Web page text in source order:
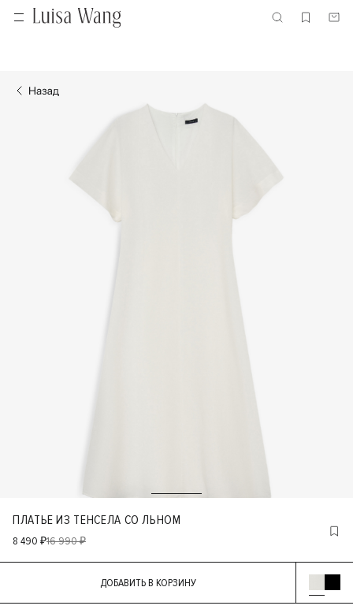
ПЛАТЬЕ ИЗ ТЕНСЕЛА СО ЛЬНОМ
8 490 ₽16 990 ₽
ДОБАВИТЬ В КОРЗИНУ